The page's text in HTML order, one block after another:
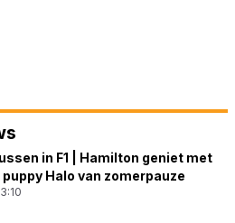
in F1 | Hamilton geniet met
Halo van zomerpauze